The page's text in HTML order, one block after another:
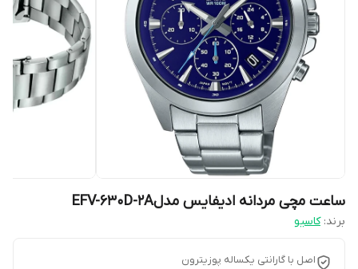
ساعت مچی مردانه ادیفایس مدلEFV-630D-2A
برند: کاسیو
اصل با گارانتی یکساله پوزیترون